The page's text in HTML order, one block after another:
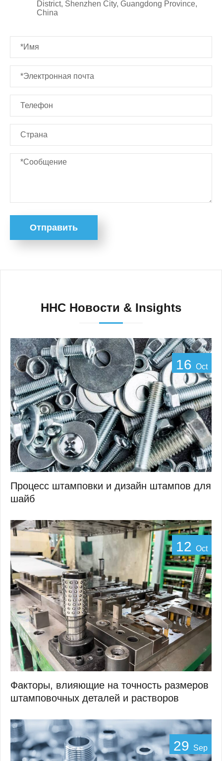
District, Shenzhen City, Guangdong Province,
China
Отправить
HHC Новости & Insights
16 Oct
Процесс штамповки и дизайн штампов для
шайб
12 Oct
Факторы, влияющие на точность размеров
штамповочных деталей и растворов
29 Sep